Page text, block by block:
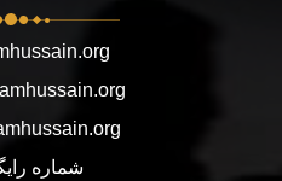
شماره